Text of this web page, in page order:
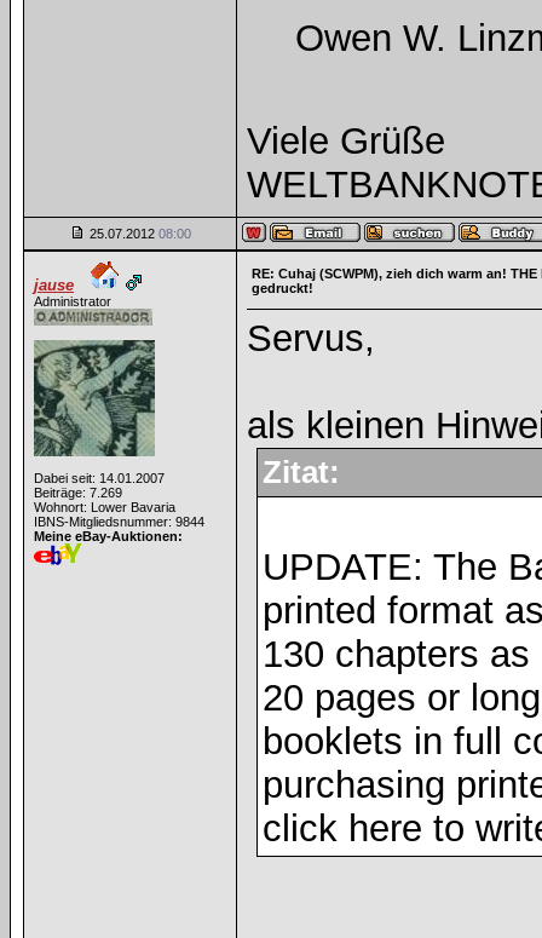
Owen W.
Viele Grüße
25.07.2012 08:00
jause
Administrator
Dabei seit: 14.01.2007
Beiträge: 7.269
Wohnort: Lower Bavaria
IBNS-Mitgliedsnummer: 9844
Meine eBay-Auktionen:
RE: Cuhaj (SCWPM), zieh dich warm an!
gedruckt!
Servus,
als kleinen
Zitat:
UPDATE: The
printed format
130 chapters
20 pages or
booklets in full
purchasing
click here to